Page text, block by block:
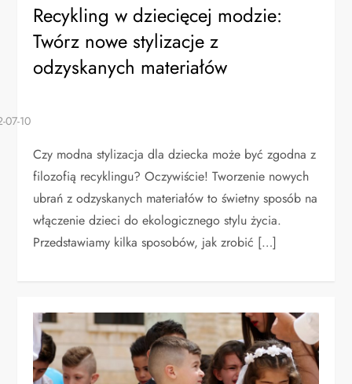
Recykling w dziecięcej modzie:
Twórz nowe stylizacje z
odzyskanych materiałów
Czy modna stylizacja dla dziecka może być zgodna z
filozofią recyklingu? Oczywiście! Tworzenie nowych
ubrań z odzyskanych materiałów to świetny sposób na
włączenie dzieci do ekologicznego stylu życia.
Przedstawiamy kilka sposobów, jak zrobić […]